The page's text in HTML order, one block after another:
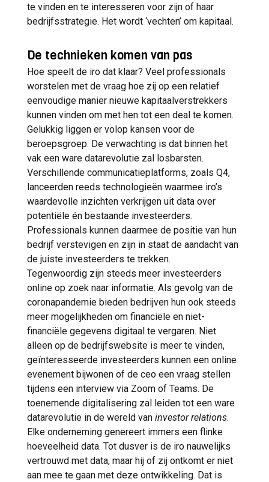
te vinden en te interesseren voor zijn of haar
bedrijfsstrategie. Het wordt ‘vechten’ om kapitaal.
De technieken komen van pas
Hoe speelt de iro dat klaar? Veel professionals
worstelen met de vraag hoe zij op een relatief
eenvoudige manier nieuwe kapitaalverstrekkers
kunnen vinden om met hen tot een deal te komen.
Gelukkig liggen er volop kansen voor de
beroepsgroep. De verwachting is dat binnen het
vak een ware datarevolutie zal losbarsten.
Verschillende communicatieplatforms, zoals Q4,
lanceerden reeds technologieën waarmee iro’s
waardevolle inzichten verkrijgen uit data over
potentiële én bestaande investeerders.
Professionals kunnen daarmee de positie van hun
bedrijf verstevigen en zijn in staat de aandacht van
de juiste investeerders te trekken.
Tegenwoordig zijn steeds meer investeerders
online op zoek naar informatie. Als gevolg van de
coronapandemie bieden bedrijven hun ook steeds
meer mogelijkheden om financiële en niet-
financiële gegevens digitaal te vergaren. Niet
alleen op de bedrijfswebsite is meer te vinden,
geïnteresseerde investeerders kunnen een online
evenement bijwonen of de ceo een vraag stellen
tijdens een interview via Zoom of Teams. De
toenemende digitalisering zal leiden tot een ware
datarevolutie in de wereld van investor relations.
Elke onderneming genereert immers een flinke
hoeveelheid data. Tot dusver is de iro nauwelijks
vertrouwd met data, maar hij of zij ontkomt er niet
aan mee te gaan met deze ontwikkeling. Dat is